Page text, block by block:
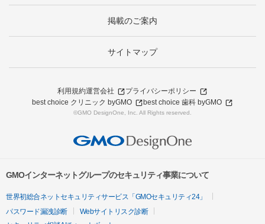
掲載のご案内
サイトマップ
利用規約運営会社
プライバシーポリシー
best choice クリニック byGMO
best choice 歯科 byGMO
©GMO DesignOne, Inc. All Rights reserved.
GMOインターネットグループのセキュリティ事業について
世界初総合ネットセキュリティサービス「GMOセキュリティ24」
パスワード漏洩診断
Webサイトリスク診断